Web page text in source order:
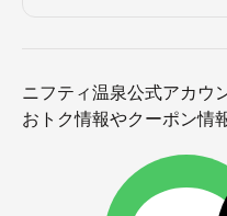
ニフティ温泉公式アカウ
おトク情報やクーポン情